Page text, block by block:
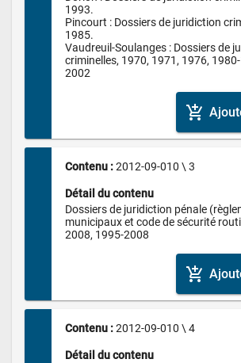
1993.
Pincourt : Dossiers de juridiction
1985.
Vaudreuil-Soulanges : Dossiers de
criminelles, 1970, 1971, 1976,
2002
add_shopping_cart
Contenu : 2012-09-010 \ 3
Détail du contenu
Dossiers de juridiction pénale
municipaux et code de sécurité
2008, 1995-2008
add_shopping_cart
Contenu : 2012-09-010 \ 4
Détail du contenu